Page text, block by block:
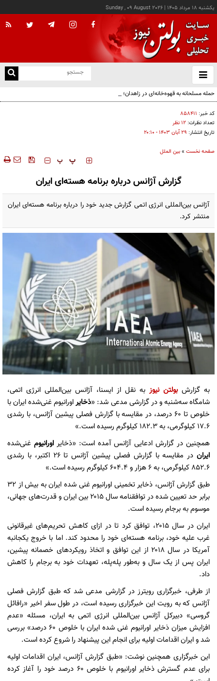
يکشنبه ۱۸ مرداد ۱۴۰۵ |
Sunday , 09 August 2026
باز
و
حمله مسلحانه به قهوه‌خانه‌ای در زاهدان؛ ۲ نفر جان باختند
کد خبر: ۸۵۸۴۱۱
تعداد نظرات: ۱۲ نظر
تاریخ انتشار: ۲۹ آبان ۱۴۰۳ - ۲۰:۱۰
صفحه نخست »بین الملل
‍‍‍ پ پ
گزارش آژانس درباره برنامه هسته‌ای ایران
آژانس بین‌المللی انرژی اتمی گزارش جدید خود را درباره برنامه هسته‌ای ایران
منتشر کرد.
به گزارشبولتن نیوز به نقل از ایسنا، آژانس بین‌المللی انرژی اتمی،
شامگاه سه‌شنبه و در گزارشی مدعی شد: «ذخایراورانیوم غنی‌شده ایران با
خلوص تا ۶۰ درصد، در مقایسه با گزارش فصلی پیشین آژانس، با رشدی
۱۷.۶ کیلوگرمی، به ۱۸۲.۳ کیلوگرم رسیده است.»
همچنین در گزارش ادعایی آژانس آمده است: «ذخایراورانیوم غنی‌شده
ایران
در مقایسه با گزارش فصلی پیشین آژانس تا ۲۶ اکتبر، با رشدی
۸۵۲.۶ کیلوگرمی، به ۶ هزار و ۶۰۴.۴ کیلوگرم رسیده است.»
طبق گزارش آژانس، ذخایر تخمینی اورانیوم غنی شده ایران به بیش از ۳۲
برابر حد تعیین شده در توافقنامه سال ۲۰۱۵ بین ایران و قدرت‌های جهانی،
موسوم به برجام رسیده است.
ایران در سال ۲۰۱۵، توافق کرد تا در ازای کاهش تحریم‌های غیرقانونی
غرب علیه خود، برنامه هسته‌ای خود را محدود کند. اما با خروج یکجانبه
آمریکا در سال ۲۰۱۸ از این توافق و اتخاذ رویکردهای خصمانه پیشین،
ایران پس از یک سال و به‌طور پله‌پله، تعهدات خود به برجام را کاهش
داد.
از طرفی، خبرگزاری رویترز در گزارشی مدعی شد که طبق گزارش فصلی
آژانس که به رویت این خبرگزاری رسیده است، در طول سفر اخیر «رافائل
گروسی» دبیرکل آژانس‌ بین‌المللی انرژی اتمی به ایران، مسئله «عدم
افزایش میزان ذخایر اورانیوم غنی شده ایران با خلوص ۶۰ درصد» بررسی
شد و ایران اقدامات اولیه برای انجام این پیشنهاد را شروع کرده است.
این خبرگزاری همچنین نوشت: «طبق گزارش آژانس، ایران اقدامات اولیه
برای عدم گسترش ذخایر اورانیوم با خلوص ۶۰ درصد خود را آغاز کرده